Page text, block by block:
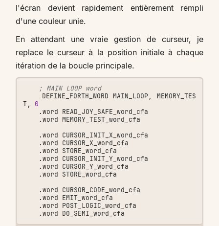
l'écran devient rapidement entièrement rempli
d'une couleur unie.
En attendant une vraie gestion de curseur, je
replace le curseur à la position initiale à chaque
itération de la boucle principale.
; MAIN LOOP word
DEFINE_FORTH_WORD
MAIN_LOOP ,
MEMORY_TES
T ,
0
.word READ_JOY_SAFE_word_cfa
.word MEMORY_TEST_word_cfa
.word CURSOR_INIT_X_word_cfa
.word CURSOR_X_word_cfa
.word STORE_word_cfa
.word CURSOR_INIT_Y_word_cfa
.word CURSOR_Y_word_cfa
.word STORE_word_cfa
.word CURSOR_CODE_word_cfa
.word EMIT_word_cfa
.word POST_LOGIC_word_cfa
.word DO_SEMI_word_cfa